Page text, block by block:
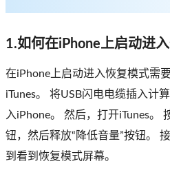
1.如何在iPhone上启动进入
在iPhone上启动进入恢复模式需
iTunes。 将USB闪电电缆插入计
入iPhone。 然后，打开iTunes。
钮，然后释放“降低音量”按钮。
到看到恢复模式屏幕。